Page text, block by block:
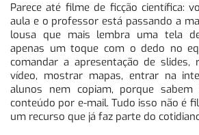
Parece até filme de ficção científica:
aula e o professor está passando a
lousa que mais lembra uma tela
apenas um toque com o dedo no
comandar a apresentação de slides,
vídeo, mostrar mapas, entrar na
alunos nem copiam, porque
conteúdo por e-mail. Tudo isso não é
um recurso que já faz parte do